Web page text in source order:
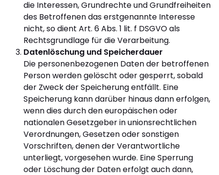
die Interessen, Grundrechte und Grundfreiheiten
des Betroffenen das erstgenannte Interesse
nicht, so dient Art. 6 Abs. 1 lit. f DSGVO als
Rechtsgrundlage für die Verarbeitung.
Datenlöschung und Speicherdauer
Die personenbezogenen Daten der betroffenen
Person werden gelöscht oder gesperrt, sobald
der Zweck der Speicherung entfällt. Eine
Speicherung kann darüber hinaus dann erfolgen,
wenn dies durch den europäischen oder
nationalen Gesetzgeber in unionsrechtlichen
Verordnungen, Gesetzen oder sonstigen
Vorschriften, denen der Verantwortliche
unterliegt, vorgesehen wurde. Eine Sperrung
oder Löschung der Daten erfolgt auch dann,